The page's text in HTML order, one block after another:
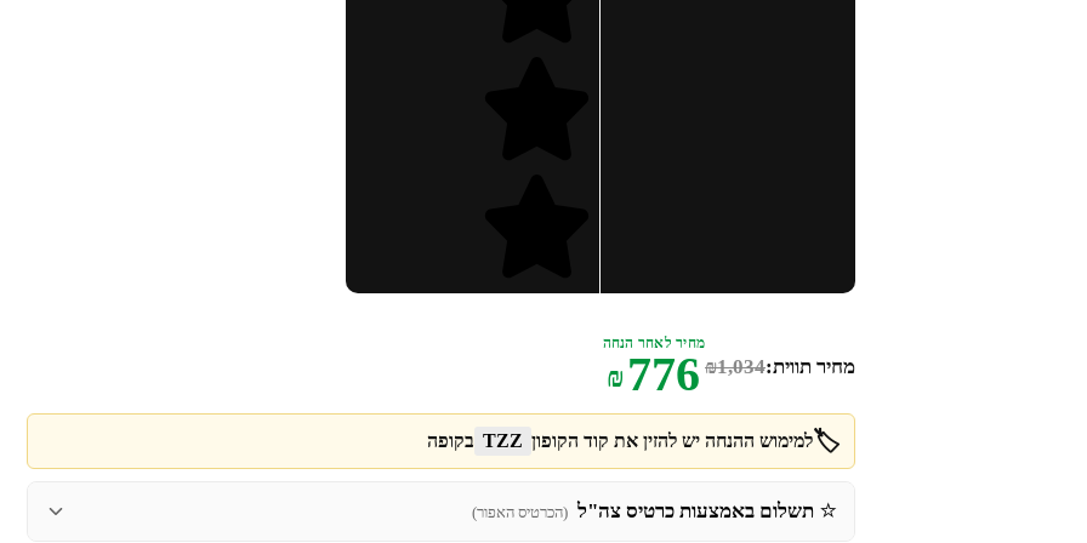
מחיר תווית: ₪1,034
מחיר לאחר הנחה
₪ 776
🏷️למימוש ההנחה יש להזין את קוד הקופון TZZ בקופה
⭐ תשלום באמצעות כרטיס צה"ל (הכרטיס האפור)